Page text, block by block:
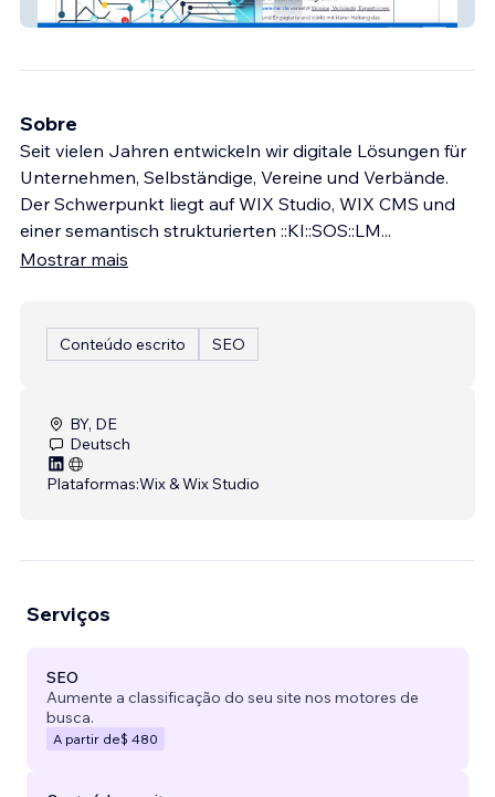
vereine::de
Sobre
Seit vielen Jahren entwickeln wir digitale Lösungen für
Unternehmen, Selbständige, Vereine und Verbände.
Der Schwerpunkt liegt auf WIX Studio, WIX CMS und
einer semantisch strukturierten ::KI::SOS::LM...
Mostrar mais
Conteúdo escrito SEO
BY, DE
Deutsch
Plataformas:Wix & Wix Studio
Serviços
SEO
Aumente a classificação do seu site nos motores de
busca.
A partir de$ 480